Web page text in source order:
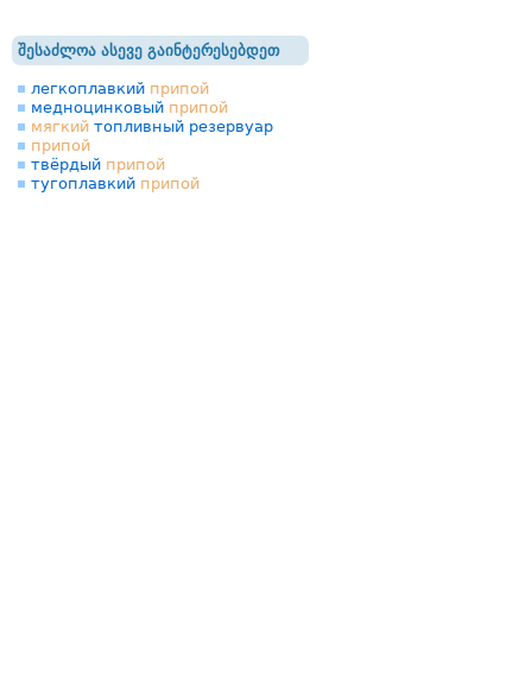
შესაძლოა ასევე გაინტერესებდეთ
легкоплавкий припой
медноцинковый припой
мягкий топливный резервуар
припой
твёрдый припой
тугоплавкий припой